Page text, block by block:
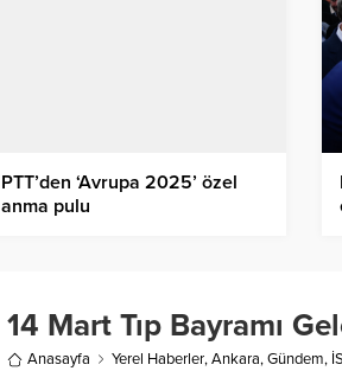
PTT’den ‘Avrupa 2025’ özel
anma pulu
14 Mart Tıp Bayramı
Anasayfa Yerel Haberler,Ankara,Gündem,